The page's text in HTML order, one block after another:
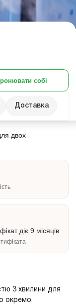
собі
Доставка
двох
діє 9 місяців
3 хвилини для
окремо.